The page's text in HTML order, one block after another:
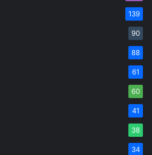
139
90
88
61
60
41
38
34